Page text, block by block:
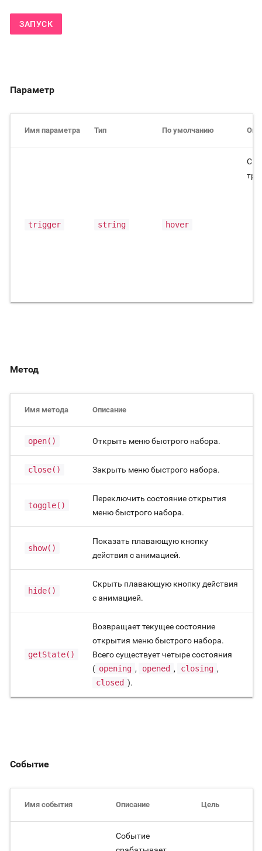
ЗАПУСК
Параметр
Имя параметра Тип По умолчанию
trigger string hover
Метод
Имя метода Описание
open() Открыть меню быстрого набора.
close() Закрыть меню быстрого набора.
toggle()
Переключить состояние открытия
меню быстрого набора.
show()
Показать плавающую кнопку
действия с анимацией.
hide()
Скрыть плавающую кнопку действия
с анимацией.
getState()
Возвращает текущее состояние
открытия меню быстрого набора.
Всего существует четыре состояния
( opening , opened , closing ,
closed ).
Событие
Имя события Описание Цель
Событие